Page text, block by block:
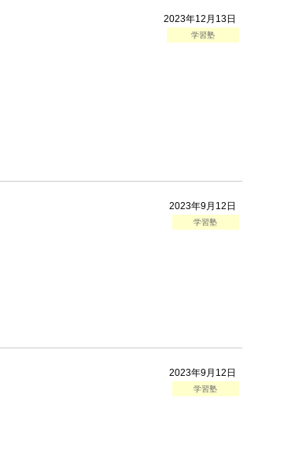
2023年12月13日
学習塾
2023年9月12日
学習塾
2023年9月12日
学習塾